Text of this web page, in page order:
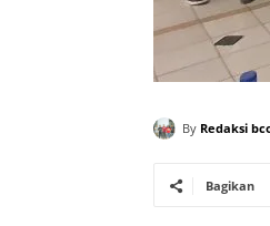
By Redaksi
Bagikan